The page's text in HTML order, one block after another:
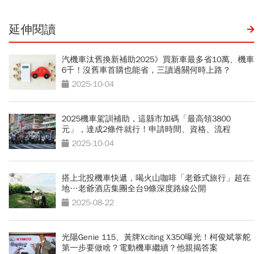
延伸閱讀
汽機車汰舊換新補助2025》買新車最多省10萬、機車
6千！沒舊車首購也能省，三讀過關何時上路？
2025-10-04
2025機車駕訓補助，這縣市加碼「最高領3800
元」，達成2條件就行！申請時間、資格、流程
2025-10-04
搭上北投機車快遞，喝火山咖啡「老爺式旅行」超在
地…老爺酒店集團全台9條深度路線公開
2025-08-22
光陽Genie 115、黃牌Xciting X350曝光！柯俊斌掌舵
第一步要做啥？電動機車繼續？他親揭答案